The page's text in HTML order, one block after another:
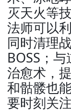
灭天火等
法师可以
同时清理
BOSS；
治愈术，
和骷髅也
要时刻关